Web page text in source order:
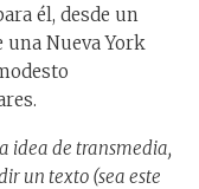
él, desde un
Nueva York
idea de transmedia,
un texto (sea este